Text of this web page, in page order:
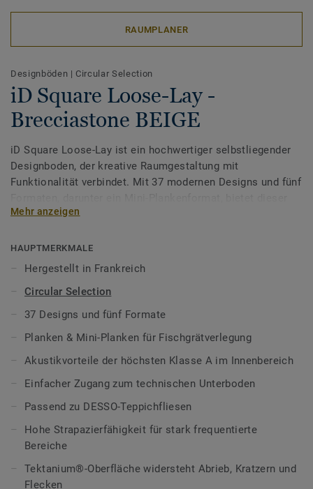
RAUMPLANER
Designböden | Circular Selection
iD Square Loose-Lay -
Brecciastone BEIGE
iD Square Loose-Lay ist ein hochwertiger selbstliegender
Designboden, der kreative Raumgestaltung mit
Funktionalität verbindet. Mit 37 modernen Designs und fünf
selbstliegende Bodenbelag maximale Gestaltungsfreiheit
Innenräume.
Die Fliesen lassen sich individuell kombinieren – ideal für
die Umsetzung von Zonierungen, farbigen Laufwegen und
charaktervollen Übergangsbereichen.
Dank der Carpet Match-Technologie passen die Fliesen
perfekt zu unseren DESSO Teppichfliesen. Die gleiche
harmonisches Raumgefühl mit angenehmer Haptik.
Die in Frankreich hergestellten selbstliegenden PVC-
Fliesen sind klebstofffrei, lassen sich schnell verlegen und
ebenso einfach wieder entfernen – ideal für flexible
Raumkonzepte und schnellen Zugang zum Unterboden. Die
Akustikleistung der Klasse A reduziert störende Geräusche
Mehr anzeigen
HAUPTMERKMALE
Hergestellt in Frankreich
Circular Selection
37 Designs und fünf Formate
Planken & Mini-Planken für Fischgrätverlegung
Akustikvorteile der höchsten Klasse A im Innenbereich
Einfacher Zugang zum technischen Unterboden
Passend zu DESSO-Teppichfliesen
Hohe Strapazierfähigkeit für stark frequentierte
Bereiche
Tektanium®-Oberfläche widersteht Abrieb, Kratzern und
Flecken